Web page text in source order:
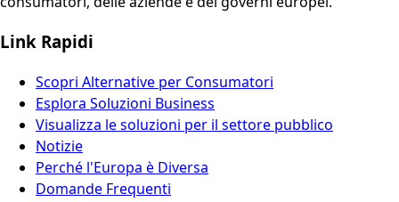
Link Rapidi
Scopri Alternative per Consumatori
Esplora Soluzioni Business
Visualizza le soluzioni per il settore pubblico
Notizie
Perché l'Europa è Diversa
Domande Frequenti